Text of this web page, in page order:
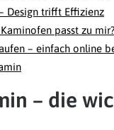
Design trifft Effizienz
passt zu mir?
– einfach online
– die